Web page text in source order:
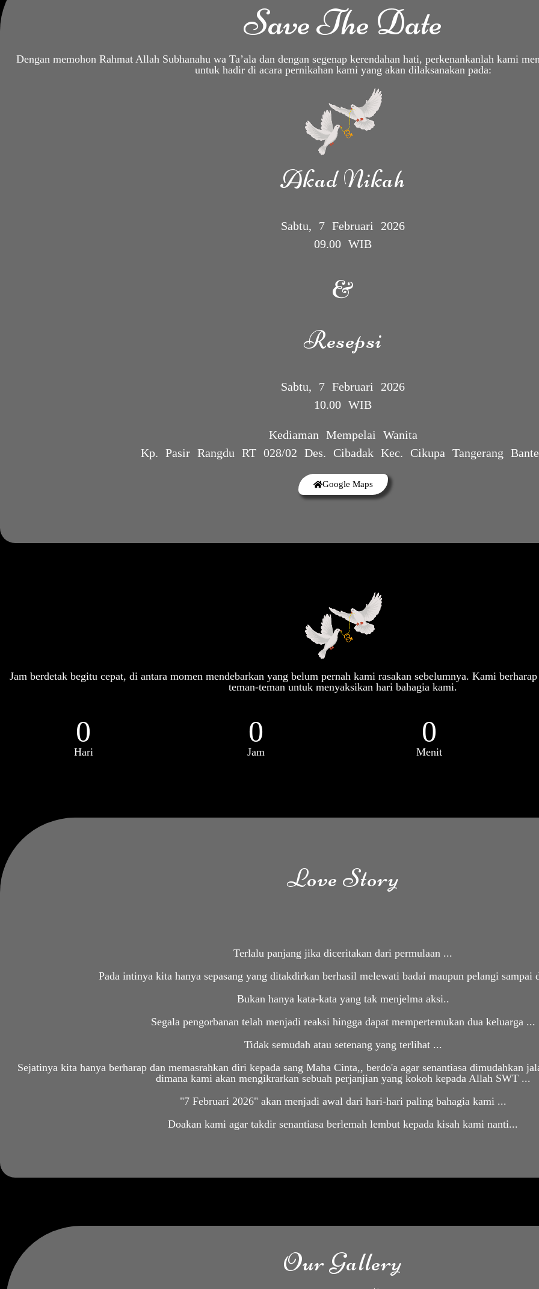
The Wedding Of
Elisa & Opik
07.02.26
Tamu Undangan
Save The Date
Dengan memohon Rahmat Allah Subhanahu wa Ta’ala dan dengan segenap kerendahan hati, perkenankanlah kami
untuk hadir di acara pernikahan kami yang akan dilaksanakan pada:
Akad Nikah
Sabtu, 7 Februari 2026
09.00 WIB
&
Resepsi
Sabtu, 7 Februari 2026
10.00 WIB
Kediaman Mempelai Wanita
Kp. Pasir Rangdu RT 028/02 Des. Cibadak Kec. Cikupa Tangerang
Google Maps
Jam berdetak begitu cepat, di antara momen mendebarkan yang belum pernah kami rasakan sebelumnya. Kami
teman-teman untuk menyaksikan hari bahagia kami.
0
Hari
0
Jam
0
Menit
Love Story
Terlalu panjang jika diceritakan dari permulaan ...
Pada intinya kita hanya sepasang yang ditakdirkan berhasil melewati badai maupun pelangi
Bukan hanya kata-kata yang tak menjelma aksi..
Segala pengorbanan telah menjadi reaksi hingga dapat mempertemukan dua keluarga ...
Tidak semudah atau setenang yang terlihat ...
Sejatinya kita hanya berharap dan memasrahkan diri kepada sang Maha Cinta,, berdo'a agar senantiasa dimudahkan
dimana kami akan mengikrarkan sebuah perjanjian yang kokoh kepada Allah SWT ...
"7 Februari 2026" akan menjadi awal dari hari-hari paling bahagia kami ...
Doakan kami agar takdir senantiasa berlemah lembut kepada kisah kami nanti...
Our Gallery